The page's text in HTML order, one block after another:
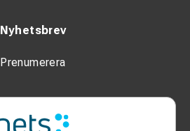
Nyhetsbrev
Prenumerera